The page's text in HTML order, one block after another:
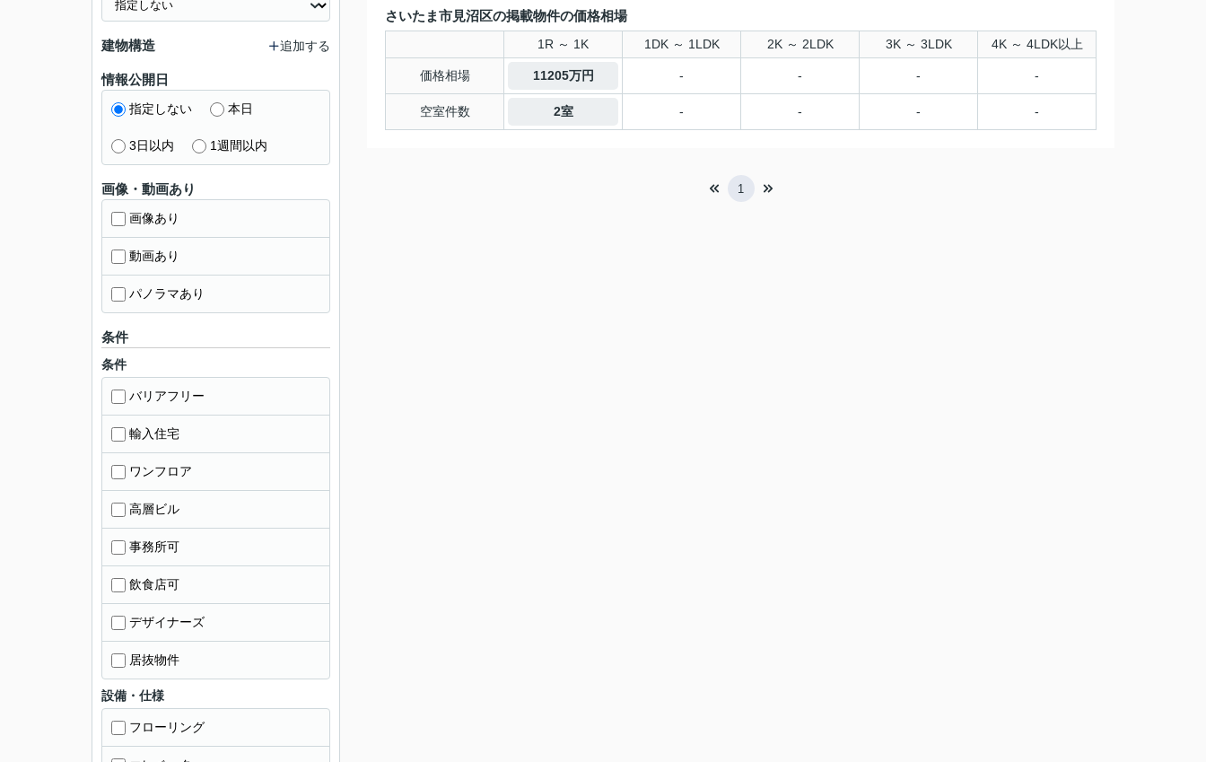
さいたま市見沼区の掲載物件の価格相場
1R ～ 1K 1DK ～ 1LDK 2K ～ 2LDK 3K ～ 3LDK 4K ～ 4LDK以上
価格相場 11205万円 - - - -
空室件数 2室 - - - -
1
建物構造 追加する
情報公開日
指定しない 本日
3日以内 1週間以内
画像・動画あり
画像あり
動画あり
パノラマあり
条件
条件
バリアフリー
輸入住宅
ワンフロア
高層ビル
事務所可
飲食店可
デザイナーズ
居抜物件
設備・仕様
フローリング